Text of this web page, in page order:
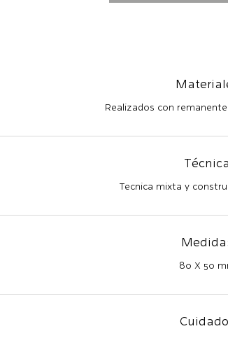
Realizados con
Técnica
Tecnica mixta y
80 X 50